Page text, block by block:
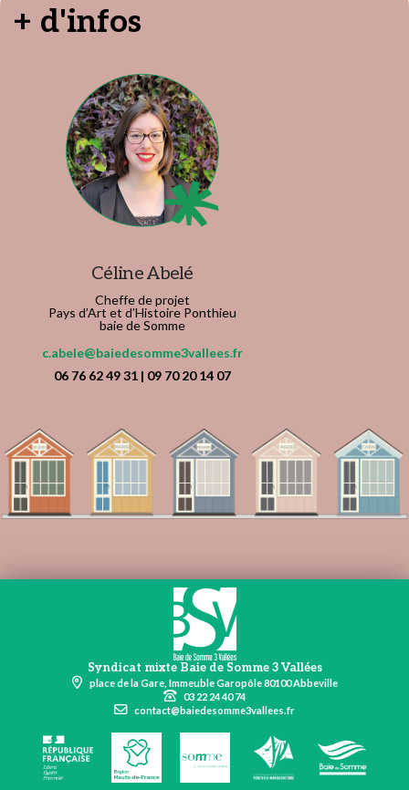
+ d'infos
Céline Abelé
Cheffe de projet
Pays d’Art et d’Histoire Ponthieu
baie de Somme
c.abele@baiedesomme3vallees.fr
06 76 62 49 31 | 09 70 20 14 07
Syndicat mixte Baie de Somme 3 Vallées
place de la Gare, Immeuble Garopôle 80100 Abbeville
03 22 24 40 74
contact@baiedesomme3vallees.fr